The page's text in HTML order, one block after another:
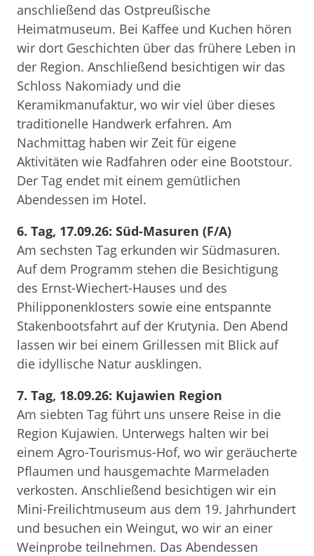
anschließend das Ostpreußische
Heimatmuseum. Bei Kaffee und Kuchen hören
wir dort Geschichten über das frühere Leben in
der Region. Anschließend besichtigen wir das
Schloss Nakomiady und die
Keramikmanufaktur, wo wir viel über dieses
traditionelle Handwerk erfahren. Am
Nachmittag haben wir Zeit für eigene
Aktivitäten wie Radfahren oder eine Bootstour.
Der Tag endet mit einem gemütlichen
Abendessen im Hotel.
6. Tag, 17.09.26: Süd-Masuren (F/A)
Am sechsten Tag erkunden wir Südmasuren.
Auf dem Programm stehen die Besichtigung
des Ernst-Wiechert-Hauses und des
Philipponenklosters sowie eine entspannte
Stakenbootsfahrt auf der Krutynia. Den Abend
lassen wir bei einem Grillessen mit Blick auf
die idyllische Natur ausklingen.
7. Tag, 18.09.26: Kujawien Region
Am siebten Tag führt uns unsere Reise in die
Region Kujawien. Unterwegs halten wir bei
einem Agro-Tourismus-Hof, wo wir geräucherte
Pflaumen und hausgemachte Marmeladen
verkosten. Anschließend besichtigen wir ein
Mini-Freilichtmuseum aus dem 19. Jahrhundert
und besuchen ein Weingut, wo wir an einer
Weinprobe teilnehmen. Das Abendessen